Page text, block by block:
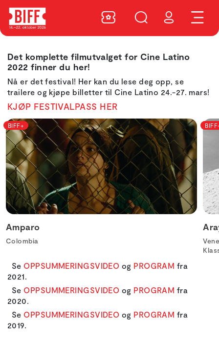
Det komplette filmutvalget for Cine Latino
2022 finner du her!
Nå er det festival! Her kan du lese deg opp, se
trailere og kjøpe billetter til Cine Latino 24.-27. mars!
KJØP FESTIVALPASS HER
BIFF+
Amparo
Colombia
Se OPPSUMMERINGSVIDEO og PROGRAM fra
2021.
Se OPPSUMMERINGSVIDEO og PROGRAM fra
2020.
Se OPPSUMMERINGSVIDEO og PROGRAM fra
2019.